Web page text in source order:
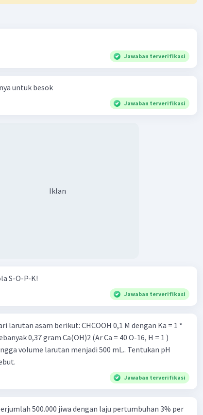
Jawaban terverifikasi
untuk besok
Jawaban terverifikasi
Iklan
S-O-P-K!
Jawaban terverifikasi
CHCOOH 0,1 M dengan Ka = 1 *
volume larutan menjadi 500 mL.. Tentukan pH
Jawaban terverifikasi
500.000 jiwa dengan laju pertumbuhan 3% per